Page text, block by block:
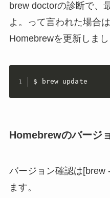
brew doctorの診断で、
よ。って言われた場合は
Homebrewを更新しまし
$ brew update
Homebrewのバージ
バージョン確認は[brew
ます。